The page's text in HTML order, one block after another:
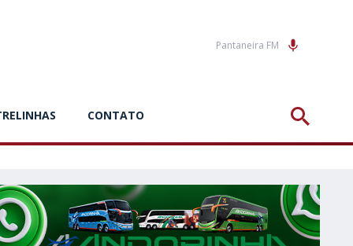
Pantaneira FM
CONTATO